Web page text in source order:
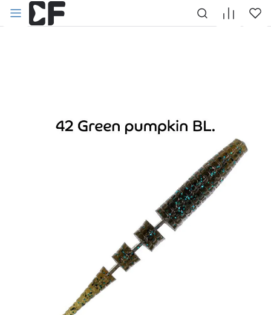
НАЗАД